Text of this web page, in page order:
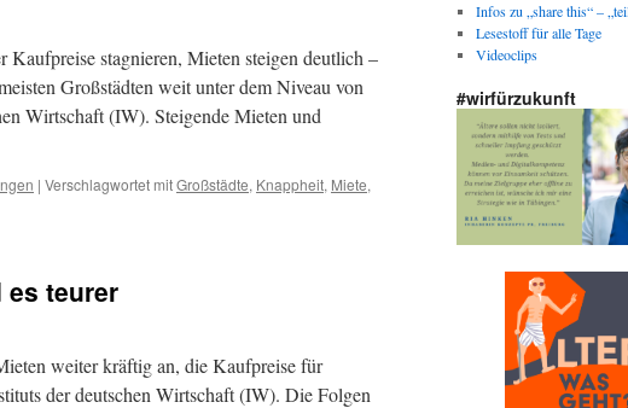
stagnieren, Mieten steigen deutlich –
Großstädten weit unter dem Niveau von
Wirtschaft (IW). Steigende Mieten und
| Verschlagwortet mitGroßstädte, Knappheit, Miete,
es teurer
weiter kräftig an, die Kaufpreise für
der deutschen Wirtschaft (IW). Die Folgen
Infos zu „share this“ –
Lesestoff für alle Tage
Videoclips
#wirfürzukunft